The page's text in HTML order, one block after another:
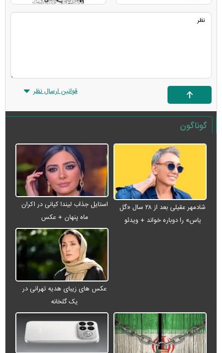
قوانین ارسال نظر
گوناگون
شادمهر عقیلی بعد از ۲۸ سال «گل
یاس» را دوباره خواند + ویدئو
استایل جذاب لیندا کیانی در اکران
ماه پنهان + عکس
عکس های زیبای هدیه تهرانی در
یک گلخانه